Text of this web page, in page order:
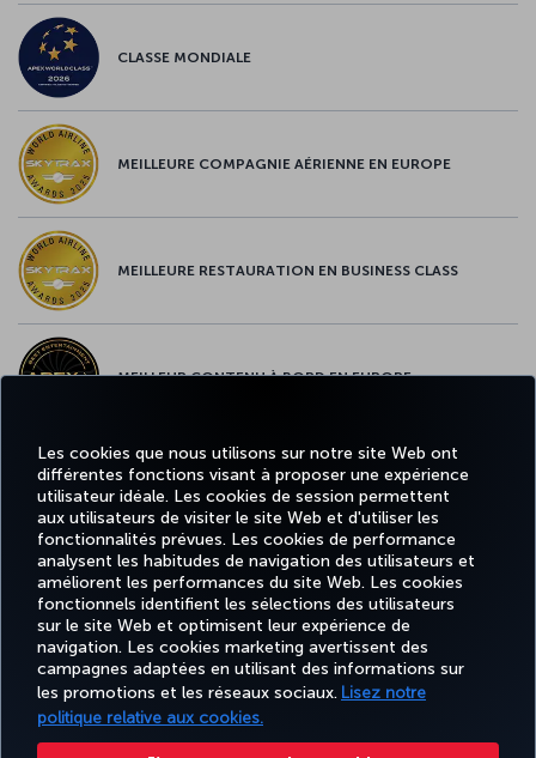
Les cookies que nous utilisons sur notre site Web ont
différentes fonctions visant à proposer une expérience
utilisateur idéale. Les cookies de session permettent
aux utilisateurs de visiter le site Web et d'utiliser les
fonctionnalités prévues. Les cookies de performance
analysent les habitudes de navigation des utilisateurs et
améliorent les performances du site Web. Les cookies
fonctionnels identifient les sélections des utilisateurs
sur le site Web et optimisent leur expérience de
navigation. Les cookies marketing avertissent des
campagnes adaptées en utilisant des informations sur
les promotions et les réseaux sociaux. Lisez notre
politique relative aux cookies.
CLASSE MONDIALE
MEILLEURE COMPAGNIE AÉRIENNE EN EUROPE
MEILLEURE RESTAURATION EN BUSINESS CLASS
MEILLEUR CONTENU À BORD EN EUROPE
MEILLEUR WI-FI EN EUROPE
Facebook
TwitterInstagram
YouTubeLinkedIn
TiktokBlogPinterest
RÉSERVER
ET GÉRER
EXPÉRIENCE
OFFRES ET
DESTINATIONS
AIDE
MILES
&